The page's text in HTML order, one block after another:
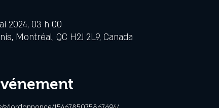
2024, 03 h 00
Montréal, QC H2J 2L9, Canada